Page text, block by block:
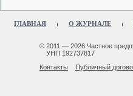
ГЛАВНАЯ О ЖУРНАЛЕ
© 2011 — 2026 Частное
УНП 192737817
Контакты
Публичный